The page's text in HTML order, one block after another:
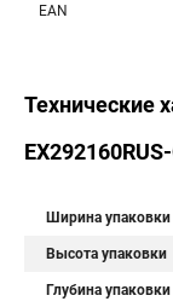
EAN
Технические
Ширина упаковки
Высота упаковки
Глубина упаковки